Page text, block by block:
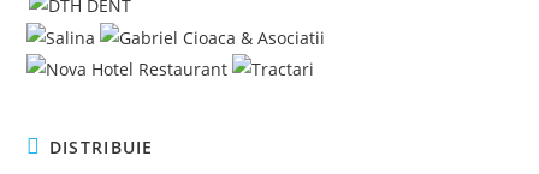
DISTRIBUIE